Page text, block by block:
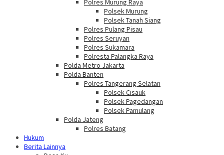
Polres Murung Raya
Polsek Murung
Polsek Tanah Siang
Polres Pulang Pisau
Polres Seruyan
Polres Sukamara
Polresta Palangka Raya
Polda Metro Jakarta
Polda Banten
Polres Tangerang Selatan
Polsek Cisauk
Polsek Pagedangan
Polsek Pamulang
Polda Jateng
Polres Batang
Hukum
Berita Lainnya